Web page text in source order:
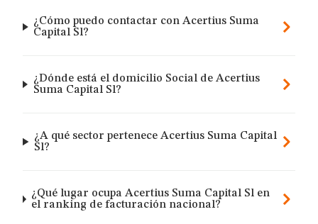
¿Cómo puedo contactar con Acertius Suma
Capital Sl?
¿Dónde está el domicilio Social de Acertius
Suma Capital Sl?
¿A qué sector pertenece Acertius Suma Capital
Sl?
¿Qué lugar ocupa Acertius Suma Capital Sl en
el ranking de facturación nacional?